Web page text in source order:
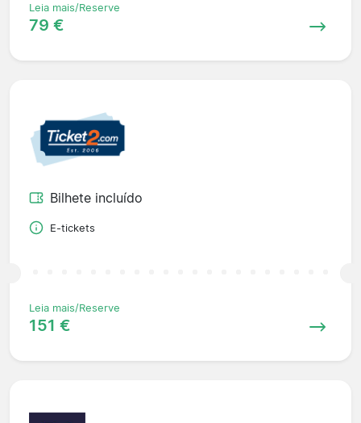
Leia mais/Reserve
79 €
Bilhete incluído
E-tickets
Leia mais/Reserve
151 €